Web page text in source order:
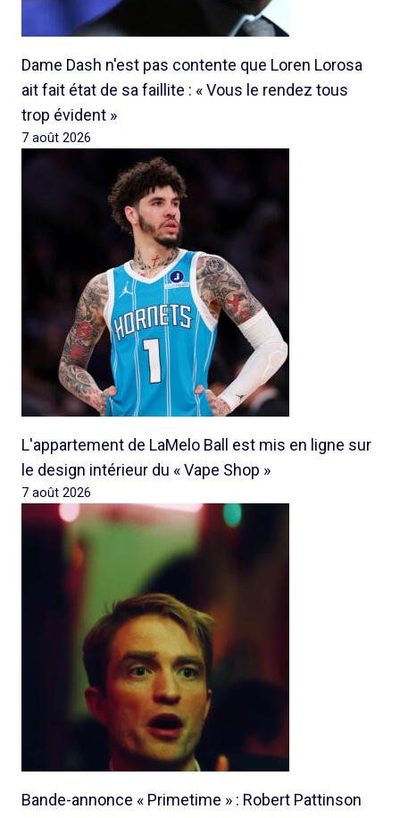
Dame Dash n'est pas contente que Loren Lorosa
ait fait état de sa faillite : « Vous le rendez tous
trop évident »
7 août 2026
L'appartement de LaMelo Ball est mis en ligne sur
le design intérieur du « Vape Shop »
7 août 2026
Bande-annonce « Primetime » : Robert Pattinson